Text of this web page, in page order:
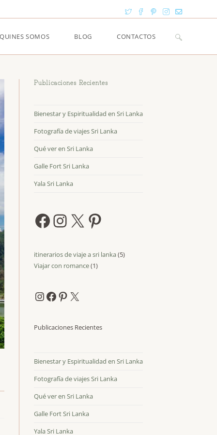
SOMOS BLOG CONTACTOS Alternar
Publicaciones Recientes
Bienestar y Espiritualidad en Sri Lanka
Fotografía de viajes Sri Lanka
Qué ver en Sri Lanka
Galle Fort Sri Lanka
Yala Sri Lanka
FacebookInstagram Pinterest
itinerarios de viaje a sri lanka 55
Viajar con romance 11
Instagram
Facebook
Pinterest
X
Publicaciones Recientes
Bienestar y Espiritualidad en Sri Lanka
Fotografía de viajes Sri Lanka
Qué ver en Sri Lanka
Galle Fort Sri Lanka
Yala Sri Lanka